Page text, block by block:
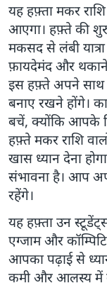
यह हफ़्ता मकर
आएगा। हफ़्ते की
मकसद से लंबी
फ़ायदेमंद और थकाने
इस हफ़्ते अपने साथ
बनाए रखने होंगे।
बचें, क्योंकि आपके
हफ़्ते मकर राशि
खास ध्यान देना
संभावना है। आप
रहेंगे।
यह हफ़्ता उन
एग्जाम और
आपका पढ़ाई से
कमी और आलस्य में